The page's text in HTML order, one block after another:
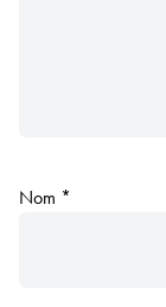
Nom *